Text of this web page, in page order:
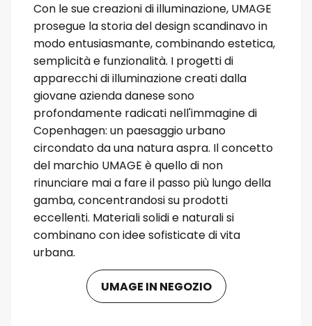
Con le sue creazioni di illuminazione, UMAGE
prosegue la storia del design scandinavo in
modo entusiasmante, combinando estetica,
semplicità e funzionalità. I progetti di
apparecchi di illuminazione creati dalla
giovane azienda danese sono
profondamente radicati nell'immagine di
Copenhagen: un paesaggio urbano
circondato da una natura aspra. Il concetto
del marchio UMAGE è quello di non
rinunciare mai a fare il passo più lungo della
gamba, concentrandosi su prodotti
eccellenti. Materiali solidi e naturali si
combinano con idee sofisticate di vita
urbana.
UMAGE IN NEGOZIO